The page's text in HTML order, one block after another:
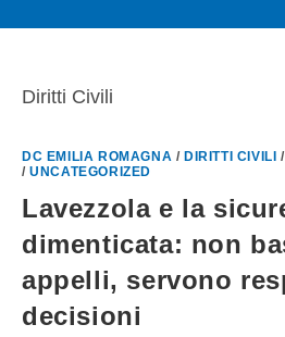
Diritti Civili
DC EMILIA ROMAGNA / DIRITTI CIVILI /
/UNCATEGORIZED
Lavezzola e la
dimenticata: non
appelli, servono
decisioni